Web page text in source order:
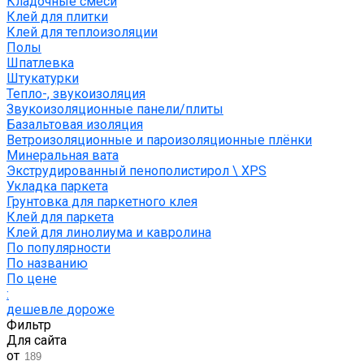
Клей для плитки
Клей для теплоизоляции
Полы
Шпатлевка
Штукатурки
Тепло-, звукоизоляция
Звукоизоляционные панели/плиты
Базальтовая изоляция
Ветроизоляционные и пароизоляционные плёнки
Минеральная вата
Экструдированный пенополистирол \ XPS
Укладка паркета
Грунтовка для паркетного клея
Клей для паркета
Клей для линолиума и кавролина
По популярности
По названию
По цене
:
дешевле дороже
Фильтр
Для сайта
от